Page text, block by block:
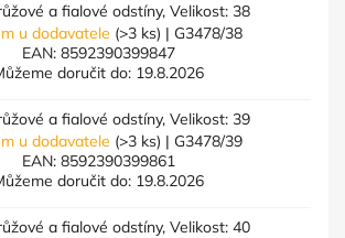
a fialové odstíny, Velikost: 38
u dodavatele (>3 ks) | G3478/38
EAN: 8592390399847
doručit do: 19.8.2026
a fialové odstíny, Velikost: 39
u dodavatele (>3 ks) | G3478/39
EAN: 8592390399861
doručit do: 19.8.2026
a fialové odstíny, Velikost: 40